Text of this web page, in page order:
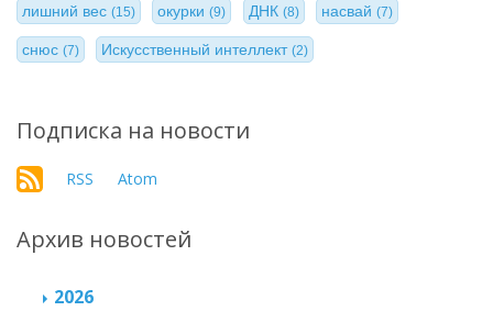
лишний вес (15) окурки(9) ДНК (8) насвай(7)
снюс (7) Искусственный интеллект(2)
Подписка на новости
RSS Atom
Архив новостей
2026